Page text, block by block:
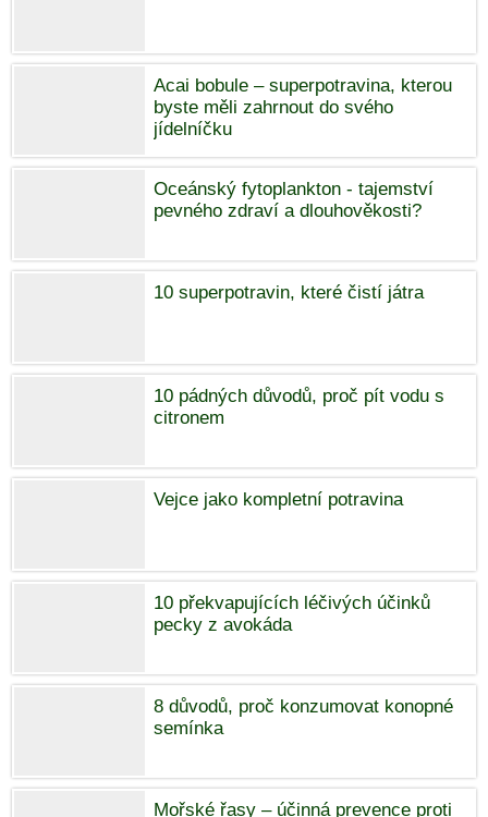
Acai bobule – superpotravina, kterou
byste měli zahrnout do svého
jídelníčku
Oceánský fytoplankton - tajemství
pevného zdraví a dlouhověkosti?
10 superpotravin, které čistí játra
10 pádných důvodů, proč pít vodu s
citronem
Vejce jako kompletní potravina
10 překvapujících léčivých účinků
pecky z avokáda
8 důvodů, proč konzumovat konopné
semínka
Mořské řasy – účinná prevence proti